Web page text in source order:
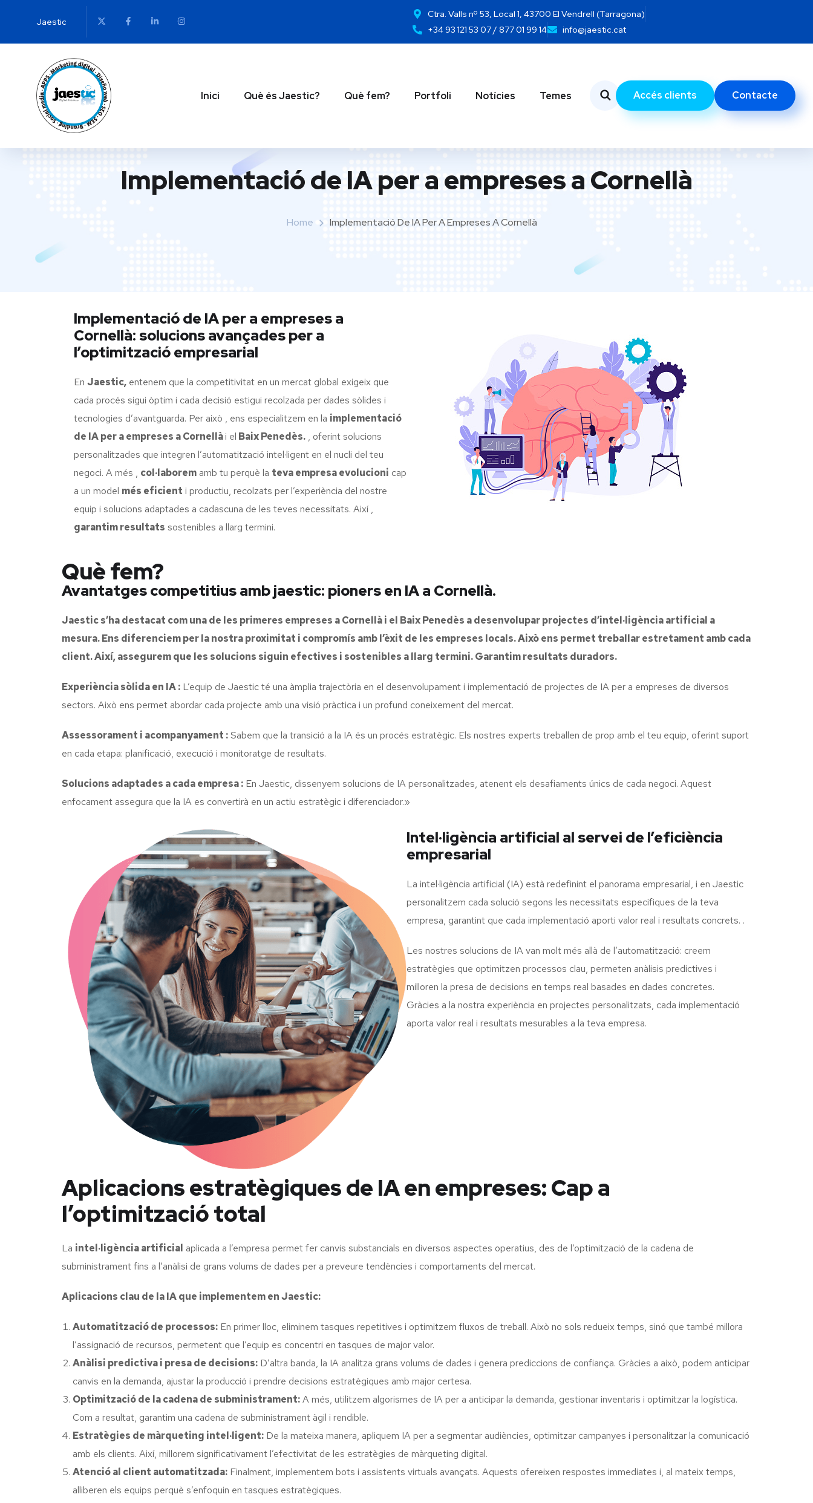
Jaestic
Ctra. Valls nº 53, Local 1, 43700 El Vendrell (Tarragona)
+34 93 121 53 07 / 877 01 99 14
info@jaestic.cat
Inici Què és Jaestic? Què fem? Portfoli Notícies Temes Accés clients Contacte
Implementació de IA per a empreses a Cornellà
Home Implementació De IA Per A Empreses A Cornellà
Implementació de IA per a empreses a
Cornellà: solucions avançades per a
l’optimització empresarial
En Jaestic, entenem que la competitivitat en un mercat global exigeix que
cada procés sigui òptim i cada decisió estigui recolzada per dades sòlides i
tecnologies d’avantguarda. Per això , ens especialitzem en la implementació
de IA per a empreses a Cornellài el Baix Penedès. , oferint solucions
personalitzades que integren l’automatització intel·ligent en el nucli del teu
negoci. A més , col·laborem amb tu perquè la teva empresa evolucioni cap
a un model més eficient i productiu, recolzats per l’experiència del nostre
equip i solucions adaptades a cadascuna de les teves necessitats. Així ,
garantim resultats sostenibles a llarg termini.
Què fem?
Avantatges competitius amb jaestic: pioners en IA a Cornellà.
Jaestic s’ha destacat com una de les primeres empreses a Cornellà i el Baix Penedès a desenvolupar projectes d’intel·ligència artificial a
mesura. Ens diferenciem per la nostra proximitat i compromís amb l’èxit de les empreses locals. Això ens permet treballar estretament amb cada
client. Així, assegurem que les solucions siguin efectives i sostenibles a llarg termini. Garantim resultats duradors.
Experiència sòlida en IA : L’equip de Jaestic té una àmplia trajectòria en el desenvolupament i implementació de projectes de IA per a empreses de diversos
sectors. Això ens permet abordar cada projecte amb una visió pràctica i un profund coneixement del mercat.
Assessorament i acompanyament :Sabem que la transició a la IA és un procés estratègic. Els nostres experts treballen de prop amb el teu equip, oferint suport
en cada etapa: planificació, execució i monitoratge de resultats.
Solucions adaptades a cada empresa : En Jaestic, dissenyem solucions de IA personalitzades, atenent els desafiaments únics de cada negoci. Aquest
enfocament assegura que la IA es convertirà en un actiu estratègic i diferenciador.»
Intel·ligència artificial al servei de l’eficiència
empresarial
La intel·ligència artificial (IA) està redefinint el panorama empresarial, i en Jaestic
personalitzem cada solució segons les necessitats específiques de la teva
empresa, garantint que cada implementació aporti valor real i resultats concrets. .
Les nostres solucions de IA van molt més allà de l’automatització: creem
estratègies que optimitzen processos clau, permeten anàlisis predictives i
milloren la presa de decisions en temps real basades en dades concretes.
Gràcies a la nostra experiència en projectes personalitzats, cada implementació
aporta valor real i resultats mesurables a la teva empresa.
Aplicacions estratègiques de IA en empreses: Cap a
l’optimització total
La intel·ligència artificial aplicada a l’empresa permet fer canvis substancials en diversos aspectes operatius, des de l’optimització de la cadena de
subministrament fins a l’anàlisi de grans volums de dades per a preveure tendències i comportaments del mercat.
Aplicacions clau de la IA que implementem en Jaestic:
Automatització de processos: En primer lloc, eliminem tasques repetitives i optimitzem fluxos de treball. Això no sols redueix temps, sinó que també millora
l’assignació de recursos, permetent que l’equip es concentri en tasques de major valor.
Anàlisi predictiva i presa de decisions: D’altra banda, la IA analitza grans volums de dades i genera prediccions de confiança. Gràcies a això, podem anticipar
canvis en la demanda, ajustar la producció i prendre decisions estratègiques amb major certesa.
Optimització de la cadena de subministrament:A més, utilitzem algorismes de IA per a anticipar la demanda, gestionar inventaris i optimitzar la logística.
Com a resultat, garantim una cadena de subministrament àgil i rendible.
Estratègies de màrqueting intel·ligent: De la mateixa manera, apliquem IA per a segmentar audiències, optimitzar campanyes i personalitzar la comunicació
amb els clients. Així, millorem significativament l’efectivitat de les estratègies de màrqueting digital.
Atenció al client automatitzada: Finalment, implementem bots i assistents virtuals avançats. Aquests ofereixen respostes immediates i, al mateix temps,
alliberen els equips perquè s’enfoquin en tasques estratègiques.